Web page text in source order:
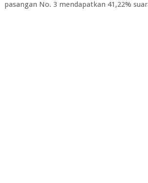
pasangan No. 3 mendapatkan 41,22%